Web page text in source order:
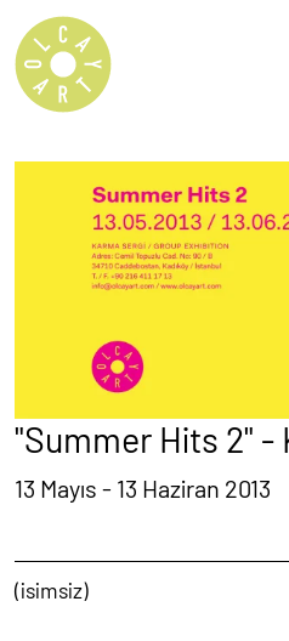
"Summer Hits 2" -
13 Mayıs - 13 Haziran 2013
(isimsiz)